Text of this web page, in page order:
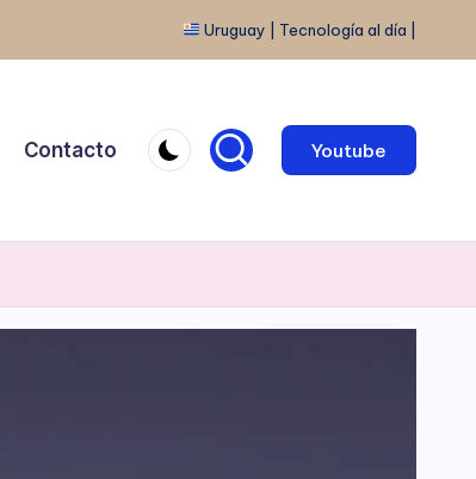
Uruguay | Tecnología al día |
Contacto Youtube